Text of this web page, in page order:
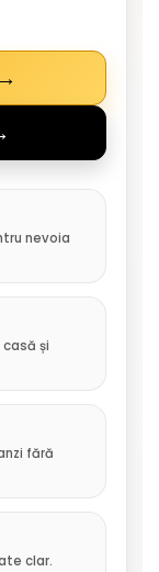
→
nevoia
și
fără
clar.